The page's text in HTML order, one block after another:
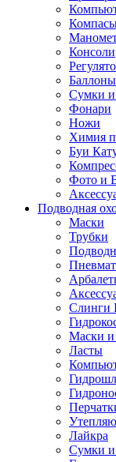
Консоли
Сумки и
Фонари
Ножи
Химия
Буи
Фото и
Подводная
Маски
Трубки
Слинги
Маски и
Ласты
Лайкра
Сумки и